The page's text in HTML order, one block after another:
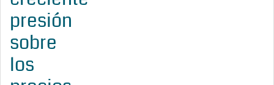
presión
sobre
los